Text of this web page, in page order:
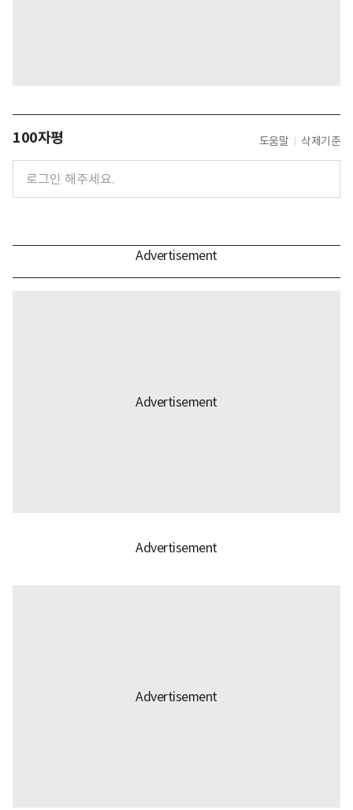
100자평 도움말 삭제기준